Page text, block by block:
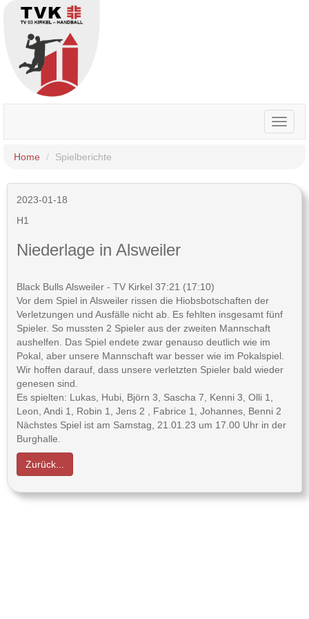
Toggle
Home
Spielberichte
2023-01-18
H1
Niederlage in Alsweiler
Black Bulls Alsweiler - TV Kirkel 37:21 (17:10)
Vor dem Spiel in Alsweiler rissen die Hiobsbotschaften der
Verletzungen und Ausfälle nicht ab. Es fehlten insgesamt fünf
Spieler. So mussten 2 Spieler aus der zweiten Mannschaft
aushelfen. Das Spiel endete zwar genauso deutlich wie im
Pokal, aber unsere Mannschaft war besser wie im Pokalspiel.
Wir hoffen darauf, dass unsere verletzten Spieler bald wieder
genesen sind.
Es spielten: Lukas, Hubi, Björn 3, Sascha 7, Kenni 3, Olli 1,
Leon, Andi 1, Robin 1, Jens 2 , Fabrice 1, Johannes, Benni 2
Nächstes Spiel ist am Samstag, 21.01.23 um 17.00 Uhr in der
Burghalle.
Zurück...